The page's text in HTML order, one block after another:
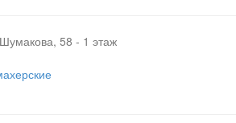
Шумакова, 58 - 1 этаж